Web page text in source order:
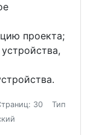
проекта;
30
Тип